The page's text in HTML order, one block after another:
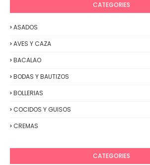
CATEGORIES
ASADOS
AVES Y CAZA
BACALAO
BODAS Y BAUTIZOS
BOLLERIAS
COCIDOS Y GUISOS
CREMAS
CATEGORIES